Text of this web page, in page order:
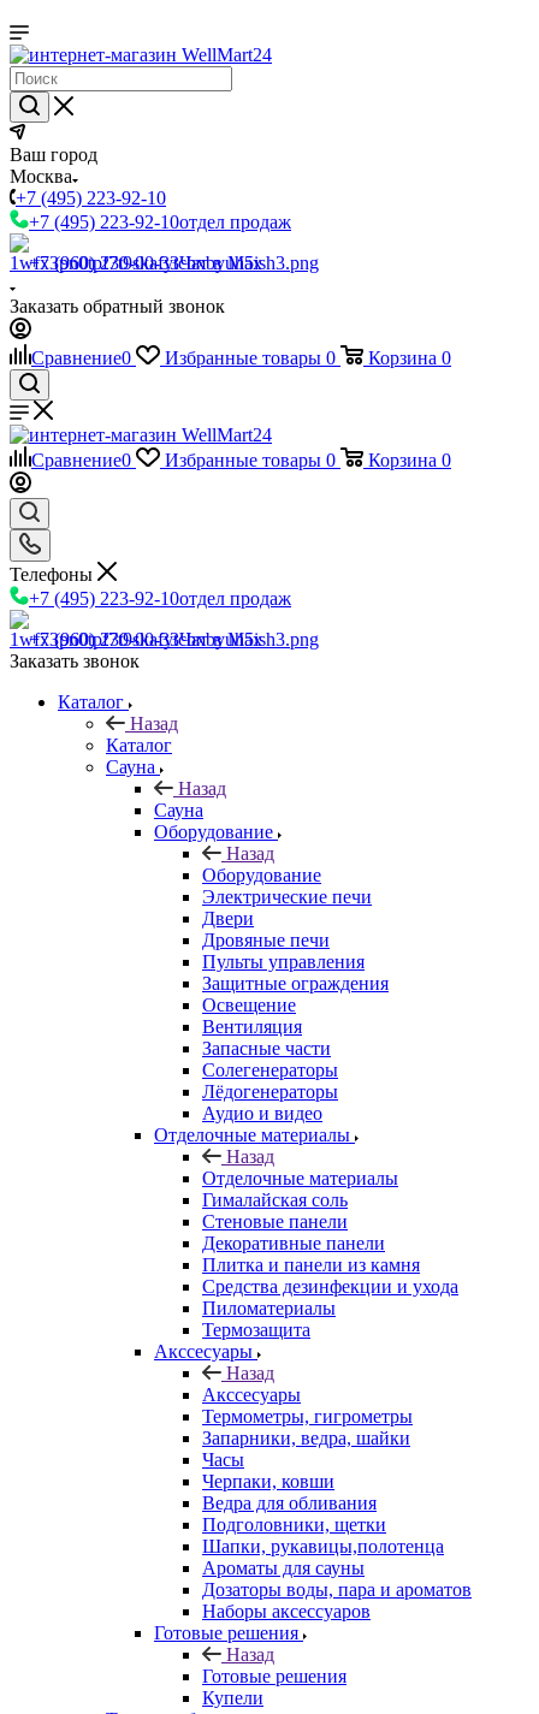
Ваш город
Москва
+7 (495) 223-92-10
+7 (495) 223-92-10отдел продаж
+7 (960) 230-00-33Чат в Max
Заказать обратный звонок
Сравнение0 Избранные товары 0 Корзина 0
Сравнение0 Избранные товары 0 Корзина 0
Телефоны
+7 (495) 223-92-10отдел продаж
+7 (960) 230-00-33Чат в Max
Заказать звонок
Каталог
Назад
Каталог
Сауна
Назад
Сауна
Оборудование
Назад
Оборудование
Электрические печи
Двери
Дровяные печи
Пульты управления
Защитные ограждения
Освещение
Вентиляция
Запасные части
Солегенераторы
Лёдогенераторы
Аудио и видео
Отделочные материалы
Назад
Отделочные материалы
Гималайская соль
Стеновые панели
Декоративные панели
Плитка и панели из камня
Средства дезинфекции и ухода
Пиломатериалы
Термозащита
Аксcесуары
Назад
Аксcесуары
Термометры, гигрометры
Запарники, ведра, шайки
Часы
Черпаки, ковши
Ведра для обливания
Подголовники, щетки
Шапки, рукавицы,полотенца
Ароматы для сауны
Дозаторы воды, пара и ароматов
Наборы аксессуаров
Готовые решения
Назад
Готовые решения
Купели